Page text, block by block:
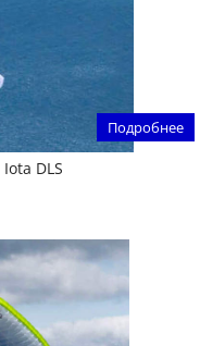
Подробнее
DLS